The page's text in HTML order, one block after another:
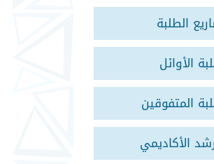
الطلبة
الأوائل
المتفوقين
الأكاديمي